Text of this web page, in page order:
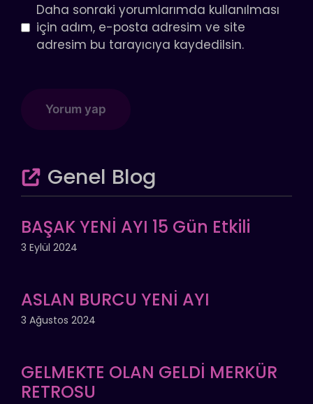
Daha sonraki yorumlarımda kullanılması
için adım, e-posta adresim ve site
adresim bu tarayıcıya kaydedilsin.
Genel Blog
BAŞAK YENİ AYI 15 Gün Etkili
3 Eylül 2024
ASLAN BURCU YENİ AYI
3 Ağustos 2024
GELMEKTE OLAN GELDİ MERKÜR
RETROSU